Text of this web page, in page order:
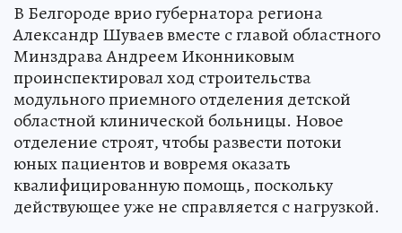
В Белгороде врио губернатора региона
Александр Шуваев вместе с главой областного
Минздрава Андреем Иконниковым
проинспектировал ход строительства
модульного приемного отделения детской
областной клинической больницы. Новое
отделение строят, чтобы развести потоки
юных пациентов и вовремя оказать
квалифицированную помощь, поскольку
действующее уже не справляется с нагрузкой.